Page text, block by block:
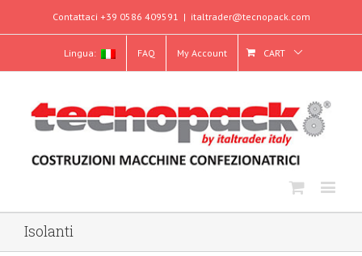
Contattaci +39 0586 409591 | italtrader@tecnopack.com
Lingua: FAQ My Account CART
Isolanti